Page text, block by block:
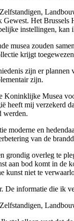
Het
instellingen, kan
musea zouden
krijgt
zijn er plannen
zijn.
Koninklijke Musea
mij verzekerd
werden.
moderne en
van de
grondig overleg te
aan bod komt in
kunst niet te
De informatie die ik